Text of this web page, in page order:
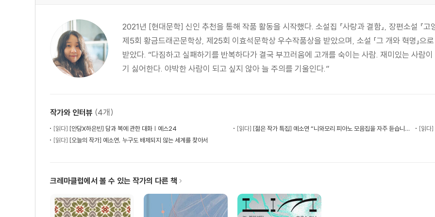
2021년 [현대문학] 신인 추천을 통해 작품 활동을 시작했다. 소설집 『사랑과 결함』, 장편소설 『
제5회 황금드래곤문학상, 제25회 이효석문학상 우수작품상을 받았으며, 소설 「그 개와 혁명」
받았다. “다짐하고 실패하기를 반복하다가 결국 부끄러움에 고개를 숙이는 사람. 재미있는 사람
기 싫어한다. 야박한 사람이 되고 싶지 않아 늘 주의를 기울인다.”
작가와 인터뷰 (4개)
[읽다] [안담X하은빈] 담과 복에 관한 대화 | 예스24 [읽다] [젊은 작가 특집] 예소연 “니와모리 피아노 모음집을 자주 듣습니다” | 예스24 [읽다]
[읽다] [오늘의 작가] 예소연, 누구도 배제되지 않는 세계를 찾아서
크레마클럽에서 볼 수 있는 작가의 다른 책